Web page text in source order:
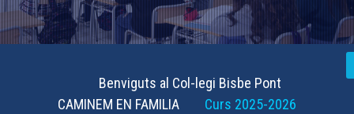
Benviguts al Col-legi Bisbe Pont
CAMINEM EN FAMILIA Curs 2025-2026